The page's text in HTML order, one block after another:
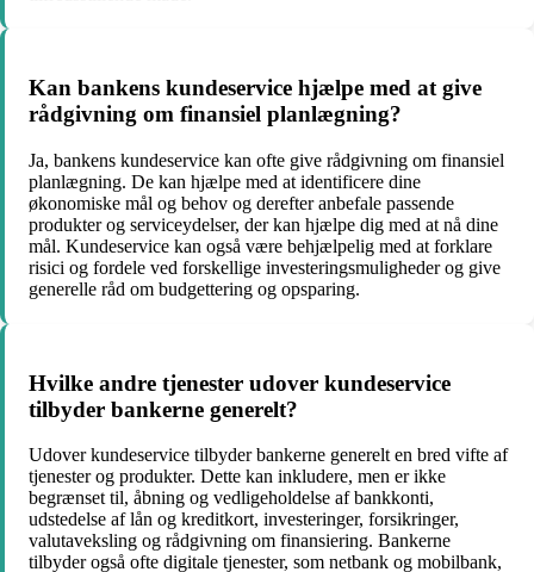
Kan bankens kundeservice hjælpe med at give
rådgivning om finansiel planlægning?
Ja, bankens kundeservice kan ofte give rådgivning om finansiel
planlægning. De kan hjælpe med at identificere dine
økonomiske mål og behov og derefter anbefale passende
produkter og serviceydelser, der kan hjælpe dig med at nå dine
mål. Kundeservice kan også være behjælpelig med at forklare
risici og fordele ved forskellige investeringsmuligheder og give
generelle råd om budgettering og opsparing.
Hvilke andre tjenester udover kundeservice
tilbyder bankerne generelt?
Udover kundeservice tilbyder bankerne generelt en bred vifte af
tjenester og produkter. Dette kan inkludere, men er ikke
begrænset til, åbning og vedligeholdelse af bankkonti,
udstedelse af lån og kreditkort, investeringer, forsikringer,
valutaveksling og rådgivning om finansiering. Bankerne
tilbyder også ofte digitale tjenester, som netbank og mobilbank,